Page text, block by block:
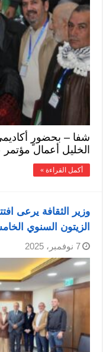
شفا – بحضورٍ
الخليل أعمال مؤتمر
أكمل القراءة »
وزير الثقافة يرعى
الزيتون السنوي
7 نوفمبر، 2025